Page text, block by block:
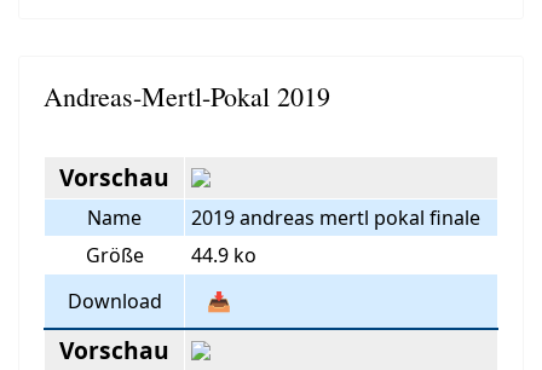
Andreas-Mertl-Pokal 2019
Vorschau
Name
2019 andreas mertl pokal finale
Größe
44.9 ko
Download
📥
Vorschau